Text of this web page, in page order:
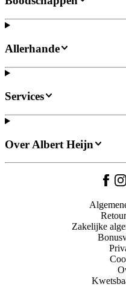
Allerhande
Services
Over Albert Heijn
Zakelijke